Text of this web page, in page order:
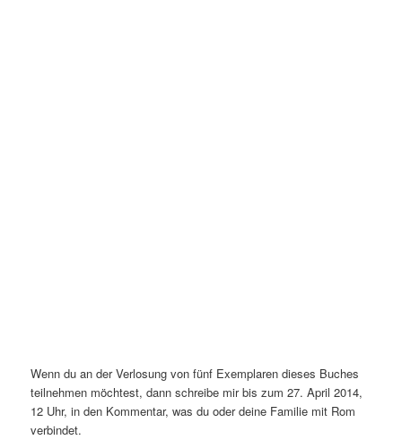
Wenn du an der Verlosung von fünf Exemplaren dieses Buches
teilnehmen möchtest, dann schreibe mir bis zum 27. April 2014,
12 Uhr, in den Kommentar, was du oder deine Familie mit Rom
verbindet.